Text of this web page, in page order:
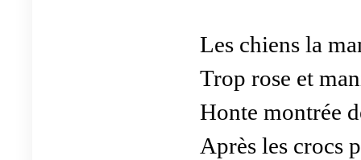
Les chiens la
Trop rose et
Honte montrée
Après les crocs